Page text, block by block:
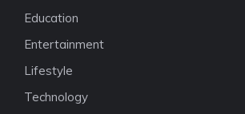
Education
Entertainment
Lifestyle
Technology